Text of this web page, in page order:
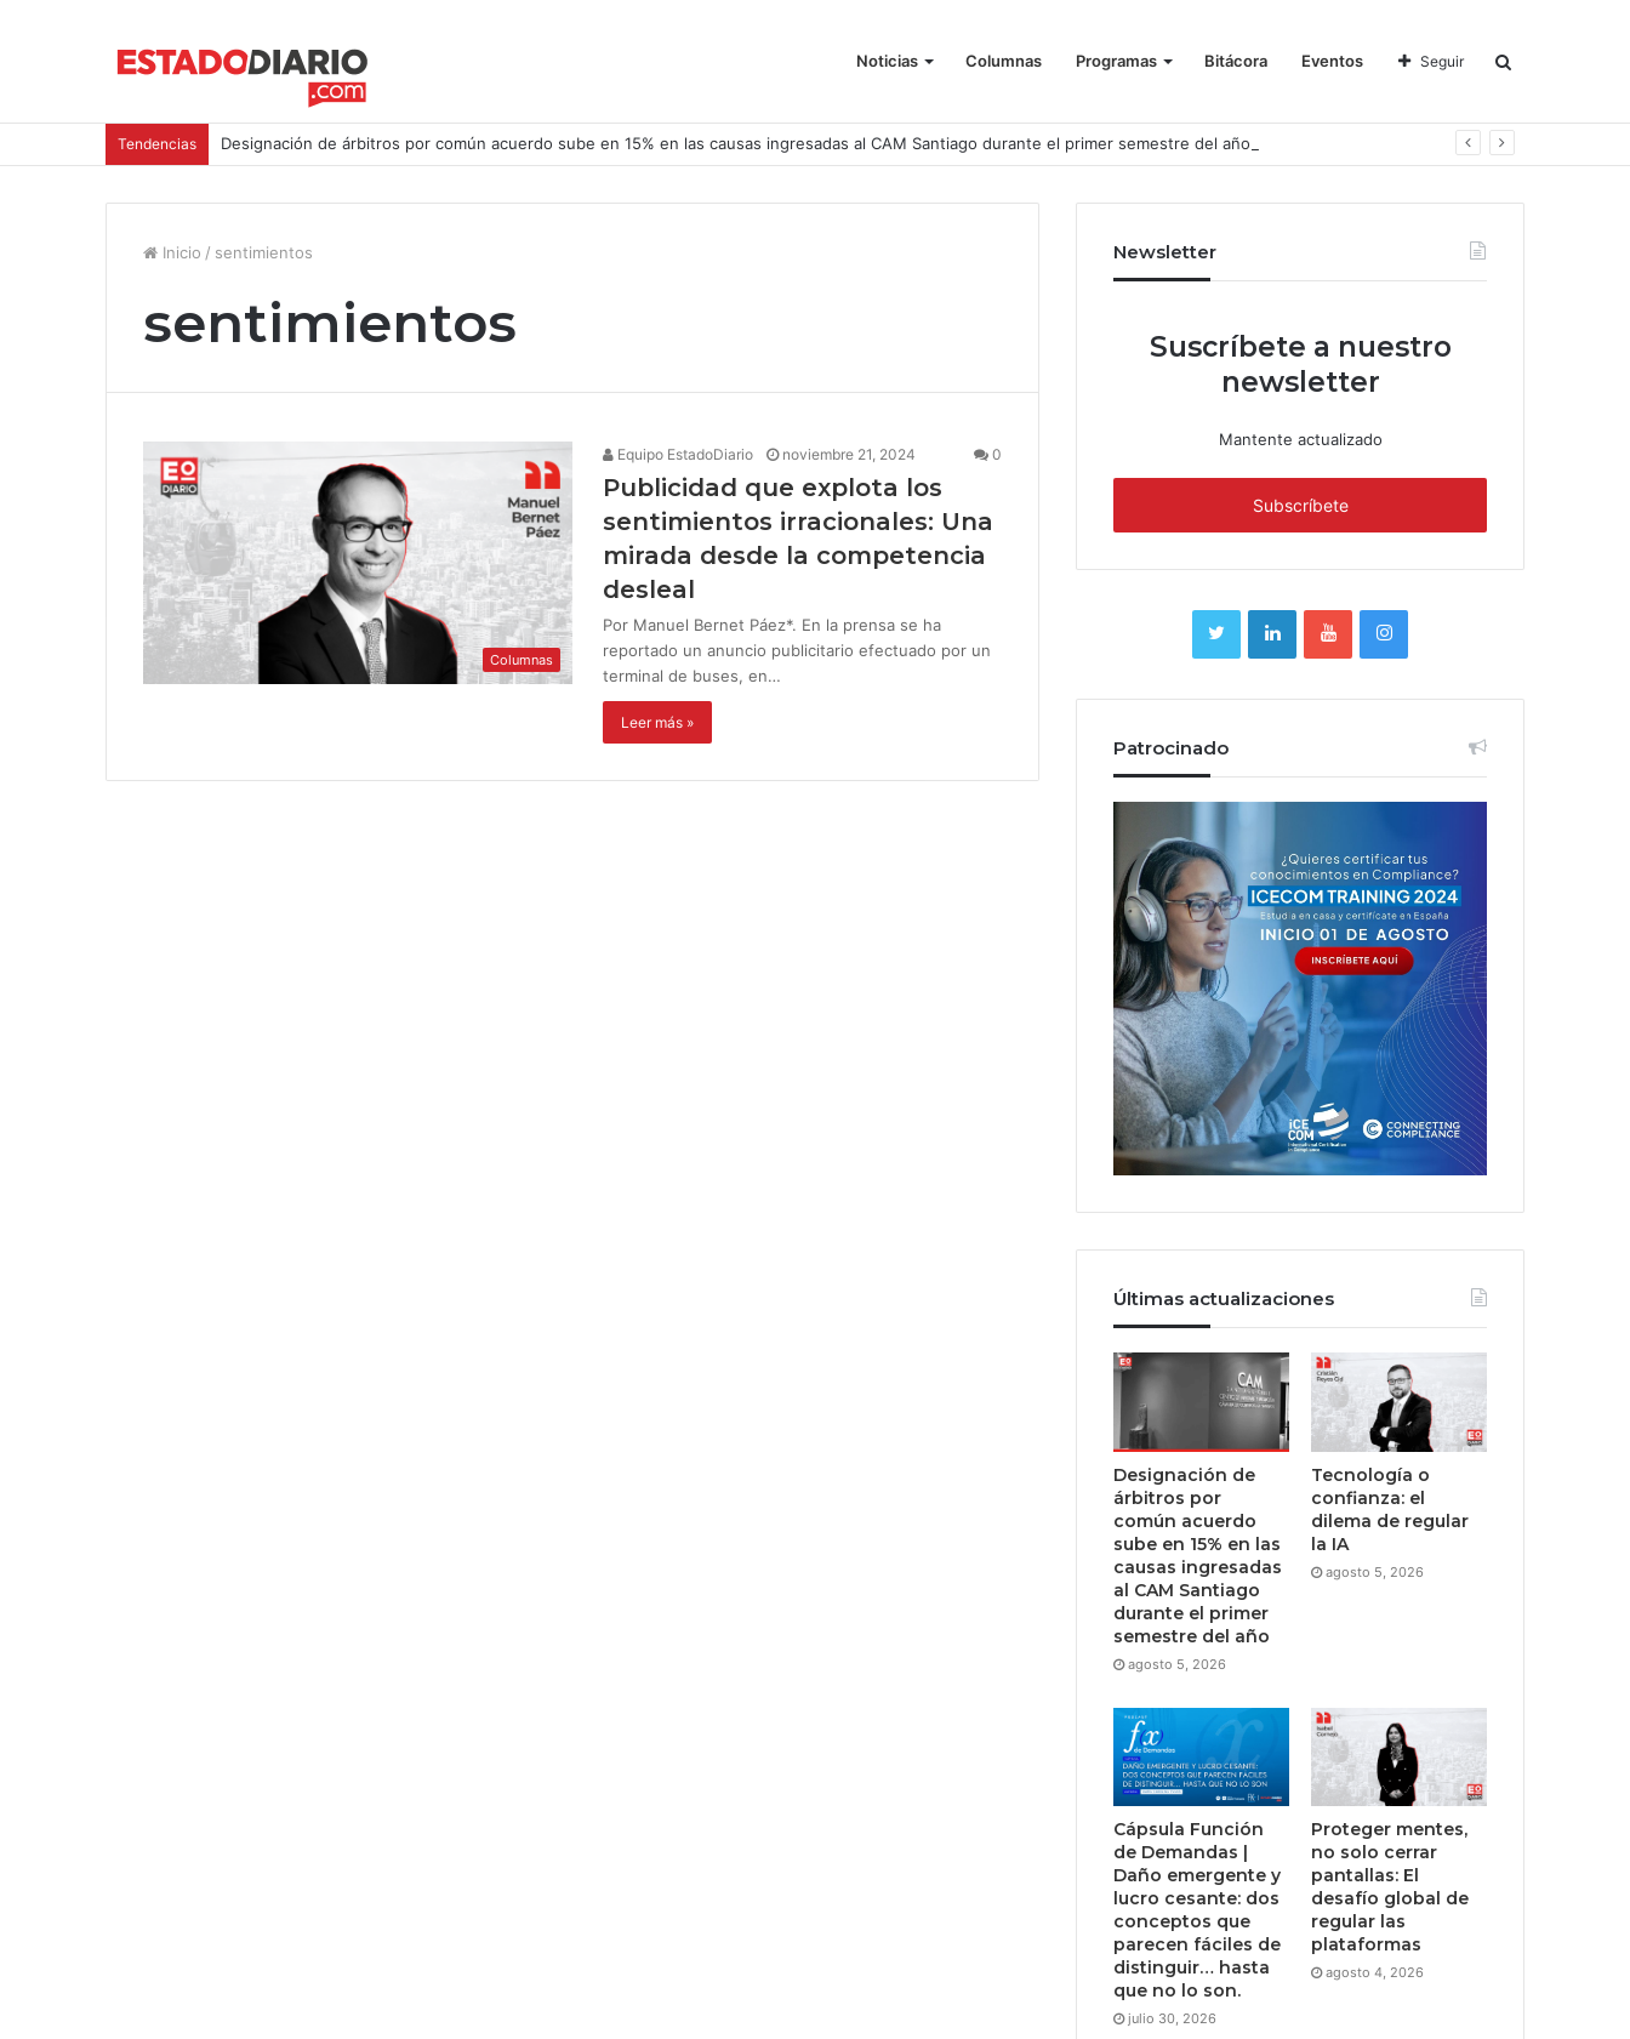
Noticias Columnas Programas Bitácora Eventos Seguir
Tendencias Designación de árbitros por común acuerdo sube en 15% en las causas ingresadas al CAM Santiago durante el primer semestre del año
Inicio / sentimientos
sentimientos
Columnas
Equipo EstadoDiario noviembre 21, 2024 0
Publicidad que explota los
sentimientos irracionales: Una
mirada desde la competencia
desleal
Por Manuel Bernet Páez*. En la prensa se ha
reportado un anuncio publicitario efectuado por un
terminal de buses, en…
Leer más »
Newsletter
Suscríbete a nuestro
newsletter
Mantente actualizado
Patrocinado
Últimas actualizaciones
Designación de
árbitros por
común acuerdo
sube en 15% en las
causas ingresadas
al CAM Santiago
durante el primer
semestre del año
agosto 5, 2026
Tecnología o
confianza: el
dilema de regular
la IA
agosto 5, 2026
Cápsula Función
de Demandas |
Daño emergente y
lucro cesante: dos
conceptos que
parecen fáciles de
distinguir… hasta
que no lo son.
julio 30, 2026
Proteger mentes,
no solo cerrar
pantallas: El
desafío global de
regular las
plataformas
agosto 4, 2026